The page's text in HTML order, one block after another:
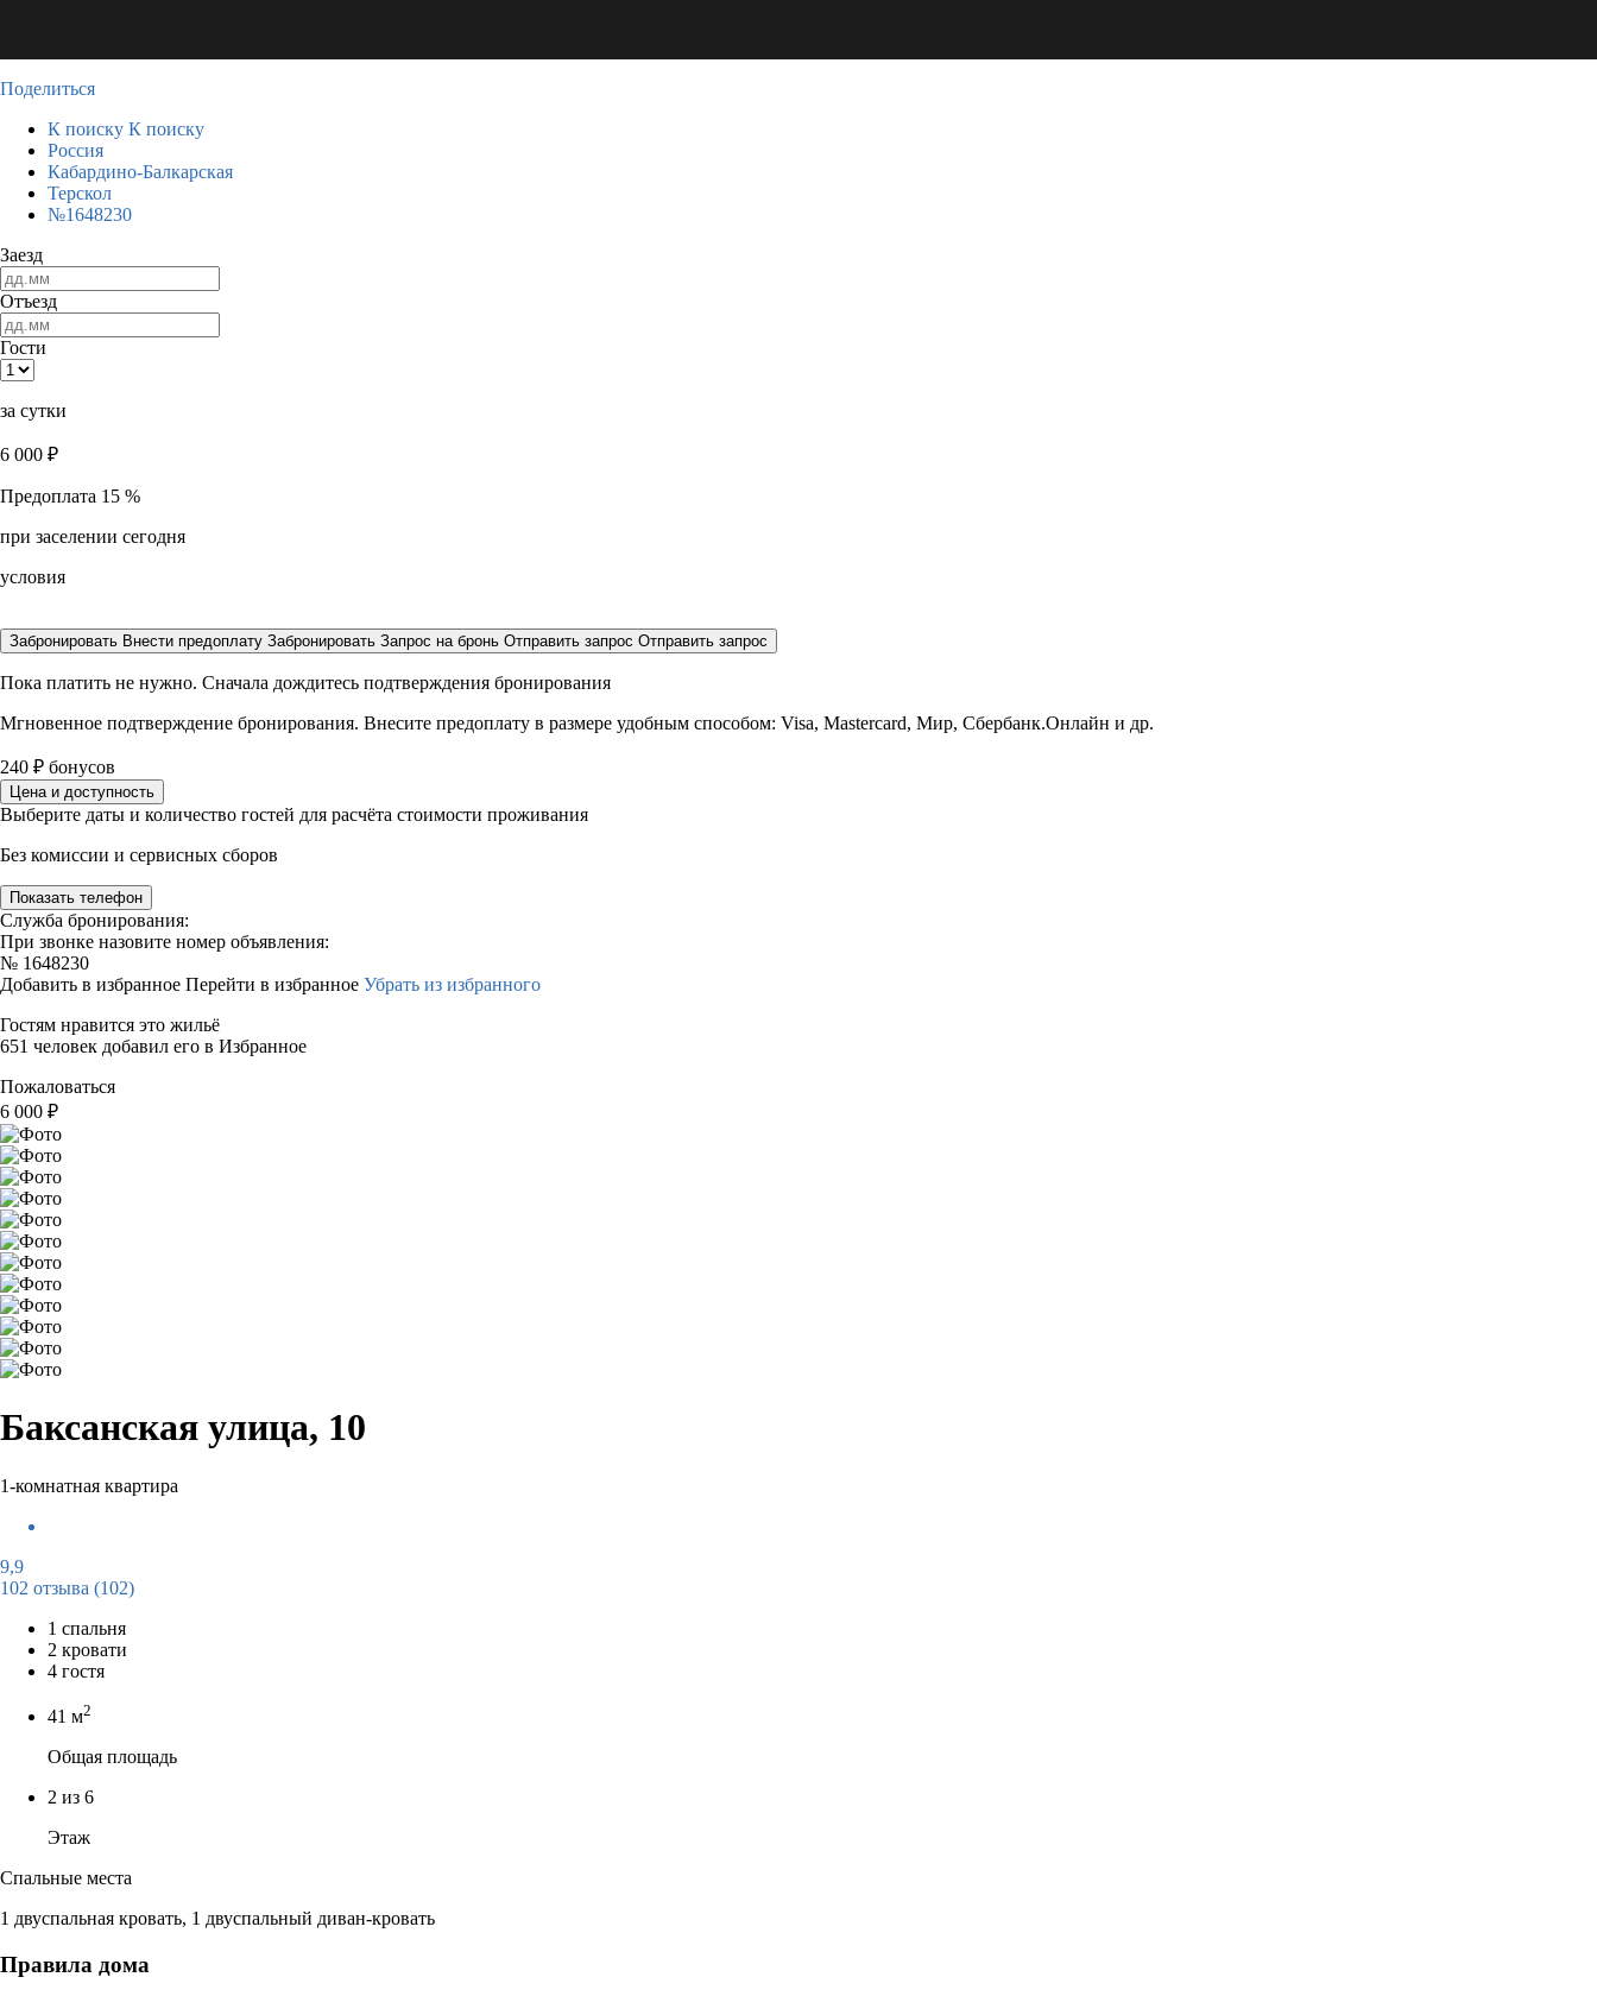
Поделиться
К поиску К поиску
Россия
Кабардино-Балкарская
Терскол
№1648230
Заезд
Отъезд
Гости
за сутки
6 000 ₽
Предоплата 15 %
при заселении сегодня
условия
Забронировать Внести предоплату Забронировать Запрос на бронь Отправить запрос Отправить запрос
Пока платить не нужно. Сначала дождитесь подтверждения бронирования
Мгновенное подтверждение бронирования. Внесите предоплату в размере удобным способом: Visa, Mastercard, Мир, Сбербанк.Онлайн и др.
240 ₽ бонусов
Цена и доступность
Выберите даты и количество гостей для расчёта стоимости проживания
Без комиссии и сервисных сборов
Показать телефон
Служба бронирования:
При звонке назовите номер объявления:
№ 1648230
Добавить в избранное Перейти в избранное Убрать из избранного
Гостям нравится это жильё
651 человек добавил его в Избранное
Пожаловаться
6 000 ₽
Баксанская улица, 10
1-комнатная квартира
9,9
102 отзыва (102)
1 спальня
2 кровати
4 гостя
41 м2
Общая площадь
2 из 6
Этаж
Спальные места
1 двуспальная кровать, 1 двуспальный диван-кровать
Правила дома